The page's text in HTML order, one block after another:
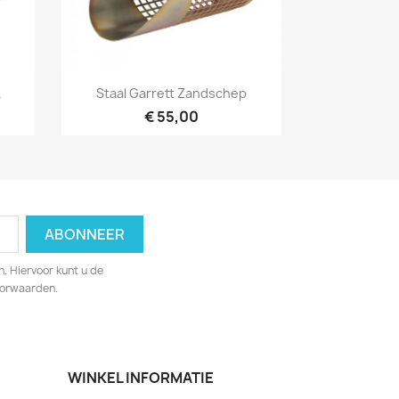
Snel bekijken
Staal Garrett Zandschep
€ 55,00
Hiervoor kunt u de
WINKEL INFORMATIE